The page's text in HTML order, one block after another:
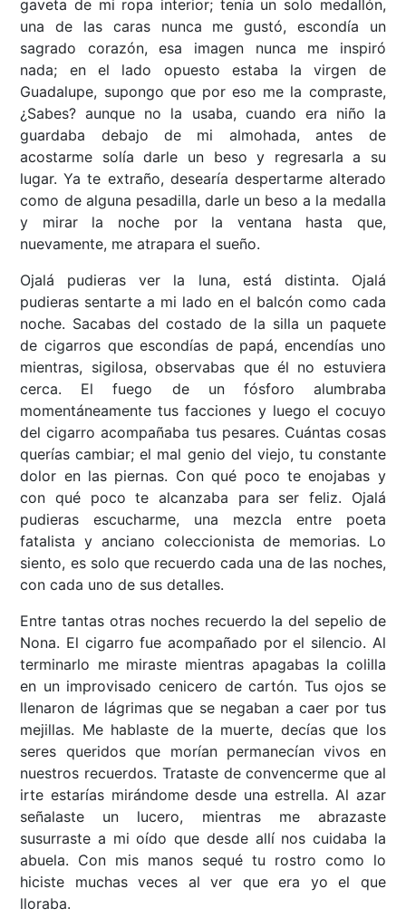
gaveta de mi ropa interior; tenía un solo medallón,
una de las caras nunca me gustó, escondía un
sagrado corazón, esa imagen nunca me inspiró
nada; en el lado opuesto estaba la virgen de
Guadalupe, supongo que por eso me la compraste,
¿Sabes? aunque no la usaba, cuando era niño la
guardaba debajo de mi almohada, antes de
acostarme solía darle un beso y regresarla a su
lugar. Ya te extraño, desearía despertarme alterado
como de alguna pesadilla, darle un beso a la medalla
y mirar la noche por la ventana hasta que,
nuevamente, me atrapara el sueño.
Ojalá pudieras ver la luna, está distinta. Ojalá
pudieras sentarte a mi lado en el balcón como cada
noche. Sacabas del costado de la silla un paquete
de cigarros que escondías de papá, encendías uno
mientras, sigilosa, observabas que él no estuviera
cerca. El fuego de un fósforo alumbraba
momentáneamente tus facciones y luego el cocuyo
del cigarro acompañaba tus pesares. Cuántas cosas
querías cambiar; el mal genio del viejo, tu constante
dolor en las piernas. Con qué poco te enojabas y
con qué poco te alcanzaba para ser feliz. Ojalá
pudieras escucharme, una mezcla entre poeta
fatalista y anciano coleccionista de memorias. Lo
siento, es solo que recuerdo cada una de las noches,
con cada uno de sus detalles.
Entre tantas otras noches recuerdo la del sepelio de
Nona. El cigarro fue acompañado por el silencio. Al
terminarlo me miraste mientras apagabas la colilla
en un improvisado cenicero de cartón. Tus ojos se
llenaron de lágrimas que se negaban a caer por tus
mejillas. Me hablaste de la muerte, decías que los
seres queridos que morían permanecían vivos en
nuestros recuerdos. Trataste de convencerme que al
irte estarías mirándome desde una estrella. Al azar
señalaste un lucero, mientras me abrazaste
susurraste a mi oído que desde allí nos cuidaba la
abuela. Con mis manos sequé tu rostro como lo
hiciste muchas veces al ver que era yo el que
lloraba.